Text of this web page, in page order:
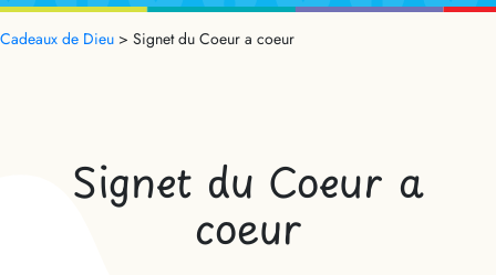
Cadeaux de Dieu > Signet du Coeur a coeur
Signet du Coeur a
coeur